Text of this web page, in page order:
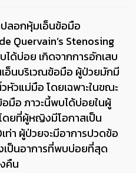
ปลอกหุ้มเอ็นข้อมือ
Quervain’s Stenosing
ด้บ่อย เกิดจากการอักเสบ
อ็นบริเวณข้อมือ ผู้ป่วยมักมี
วแม่มือ โดยเฉพาะในขณะ
มือ ภาวะนี้พบได้บ่อยในผู้
ยที่ผู้หญิงมีโอกาสเป็น
ท่า ผู้ป่วยจะมีอาการปวดข้อ
ป็นอาการที่พบบ่อยที่สุด
คืน